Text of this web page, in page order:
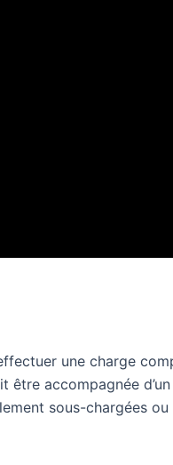
une charge
accompagnée
sous-chargées